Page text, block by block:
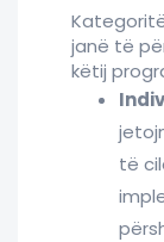
janë të
këtij
të